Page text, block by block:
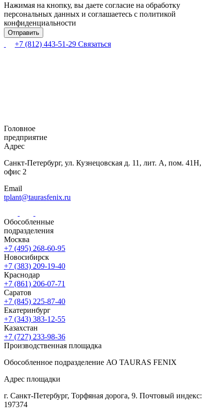
Нажимая на кнопку, вы даете согласие на обработку
персональных данных и соглашаетесь с политикой
конфиденциальности
+7 (812) 443-51-29 Связаться
Головное
предприятие
Адрес
Санкт-Петербург, ул. Кузнецовская д. 11, лит. А, пом. 41Н,
офис 2
Email
tplant@taurasfenix.ru
Обособленные
подразделения
Москва
+7 (495) 268-60-95
Новосибирск
+7 (383) 209-19-40
Краснодар
+7 (861) 206-07-71
Саратов
+7 (845) 225-87-40
Екатеринбург
+7 (343) 383-12-55
Казахстан
+7 (727) 233-98-36
Производственная площадка
Обособленное подразделение АО TAURAS FENIX
Адрес площадки
г. Санкт-Петербург, Торфяная дорога, 9. Почтовый индекс:
197374